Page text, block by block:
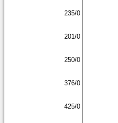
235/0
201/0
250/0
376/0
425/0